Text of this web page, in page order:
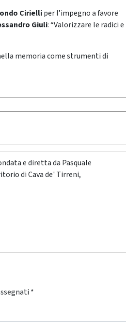
Cirielliper l’impegno a favore
Giuli: “Valorizzare le radici e
memoria come strumenti di
e diretta da Pasquale
di Cava de' Tirreni,
*